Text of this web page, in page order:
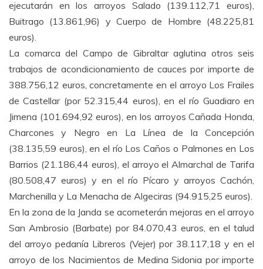
ejecutarán en los arroyos Salado (139.112,71 euros),
Buitrago (13.861,96) y Cuerpo de Hombre (48.225,81
euros).
La comarca del Campo de Gibraltar aglutina otros seis
trabajos de acondicionamiento de cauces por importe de
388.756,12 euros, concretamente en el arroyo Los Frailes
de Castellar (por 52.315,44 euros), en el río Guadiaro en
Jimena (101.694,92 euros), en los arroyos Cañada Honda,
Charcones y Negro en La Línea de la Concepción
(38.135,59 euros), en el río Los Caños o Palmones en Los
Barrios (21.186,44 euros), el arroyo el Almarchal de Tarifa
(80.508,47 euros) y en el río Pícaro y arroyos Cachón,
Marchenilla y La Menacha de Algeciras (94.915,25 euros).
En la zona de la Janda se acometerán mejoras en el arroyo
San Ambrosio (Barbate) por 84.070,43 euros, en el talud
del arroyo pedanía Libreros (Vejer) por 38.117,18 y en el
arroyo de los Nacimientos de Medina Sidonia por importe